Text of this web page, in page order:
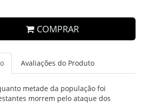
COMPRAR
Avaliações do Produto
metade da população foi
morrem pelo ataque dos